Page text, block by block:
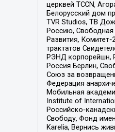
церквей TCCN,
Белорусский дом
TVR Studios, ТВ
Россию, Свободная
Развития,
трактатов
РЭНД корпорейшн,
Россия Берлин,
Союз за
Федерация
Мобильная
Institute of
Российско-
Свободу, Фонд
Karelia, Вернись